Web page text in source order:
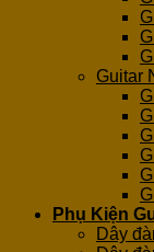
Guitar
Phụ Kiện
Dây